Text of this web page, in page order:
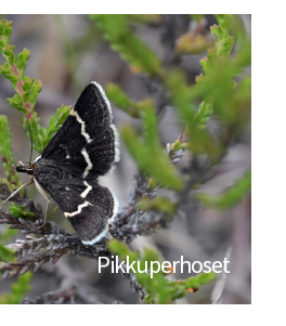
Pikkuperhoset